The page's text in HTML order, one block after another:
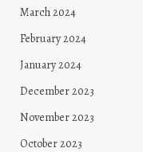
March 2024
February 2024
January 2024
December 2023
November 2023
October 2023